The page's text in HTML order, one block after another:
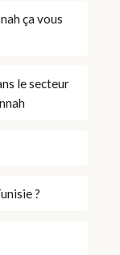
ça vous
le secteur
?